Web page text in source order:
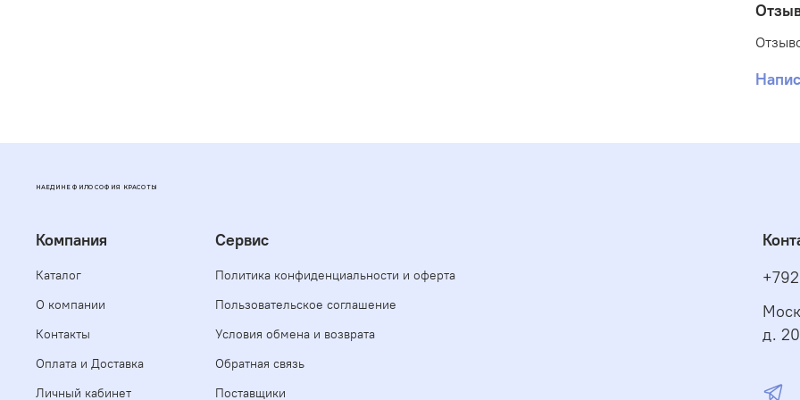
НАЕДИНЕ ФИЛОСОФИЯ КРАСОТЫ
Компания
Каталог
О компании
Контакты
Оплата и Доставка
Личный кабинет
Сервис
Политика конфиденциальности и оферта
Пользовательское соглашение
Условия обмена и возврата
Обратная связь
Поставщики
д. 20